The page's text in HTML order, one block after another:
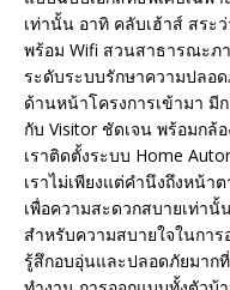
เท่านั้น อาทิ คลับเฮ้าส์ สระ
พร้อม Wifi สวนสาธารณะภ
ระดับระบบรักษาความปลอ
ด้านหน้าโครงการเข้ามา มี
กับ Visitor ชัดเจน พร้อมกล้
เราติดตั้งระบบ Home
เราไม่เพียงแต่คำนึงถึงหน้า
เพื่อความสะดวกสบายเท่า
สำหรับความสบายใจในกา
รู้สึกอบอุ่นและปลอดภัยมาก